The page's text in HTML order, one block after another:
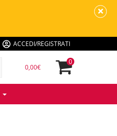
ACCEDI/REGISTRATI
0,00€
0